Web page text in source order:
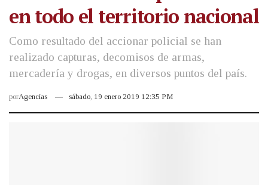
en todo el territorio nacional
Como resultado del accionar policial se han
realizado capturas, decomisos de armas,
mercadería y drogas, en diversos puntos del país.
porAgencias sábado, 19 enero 2019 12:35 PM